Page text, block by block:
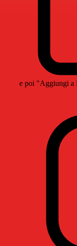
e poi "Aggiungi a